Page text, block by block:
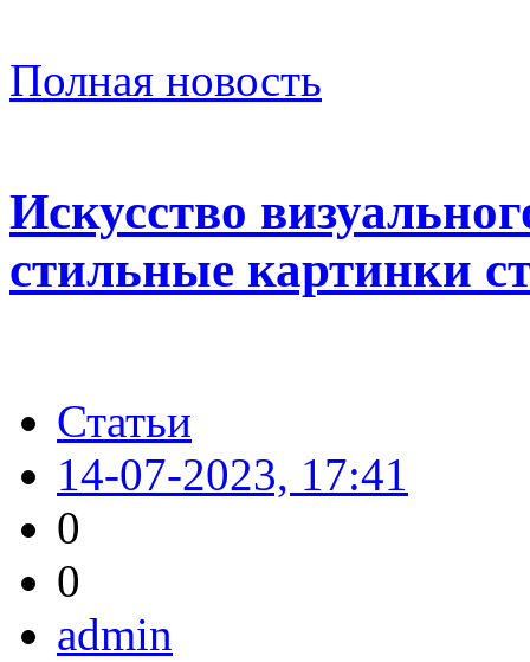
Полная новость
Искусство
стильные картинки
Статьи
14-07-2023, 17:41
0
0
admin